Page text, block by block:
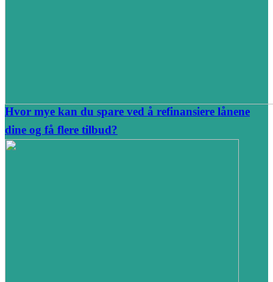
Hvor mye kan du spare ved å refinansiere lånene
dine og få flere tilbud?